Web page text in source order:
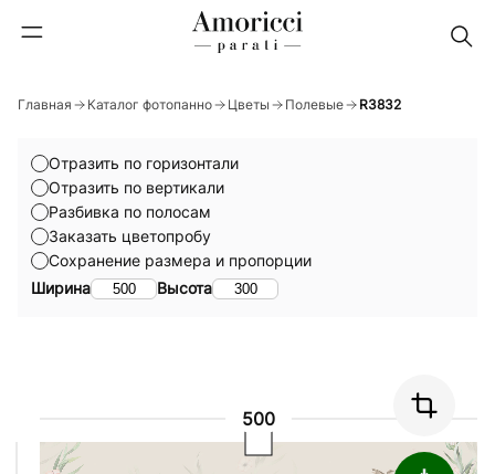
Главная Каталог фотопанно Цветы Полевые R3832
Ширина Высота
Сохранение размера и пропорции
Отразить по горизонтали
Отразить по вертикали
Разбивка по полосам
Заказать цветопробу